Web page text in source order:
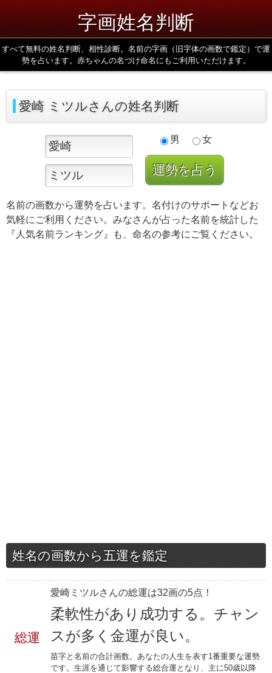
字画姓名判断
すべて無料の姓名判断、相性診断。名前の字画（旧字体の画数で鑑定）で運
勢を占います。赤ちゃんの名づけ命名にもご利用いただけます。
愛崎 ミツルさんの姓名判断
男 女
名前の画数から運勢を占います。名付けのサポートなどお
気軽にご利用ください。みなさんが占った名前を統計した
『人気名前ランキング』も、命名の参考にご覧ください。
姓名の画数から五運を鑑定
総運
愛崎ミツルさんの総運は32画の5点！
柔軟性があり成功する。チャン
スが多く金運が良い。
苗字と名前の合計画数。あなたの人生を表す1番重要な運勢
です。生涯を通じて影響する総合運となり、主に50歳以降